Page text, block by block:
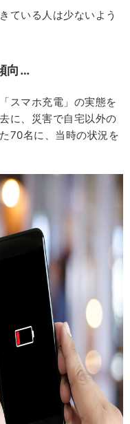
ている人は少ないよう
向…
スマホ充電」の実態を
に、災害で自宅以外の
70名に、当時の状況を